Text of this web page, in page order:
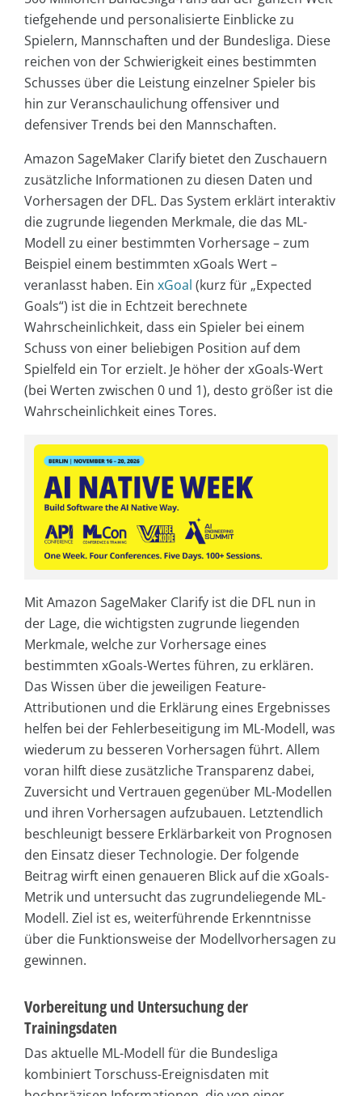
tiefgehende und personalisierte Einblicke zu
Spielern, Mannschaften und der Bundesliga. Diese
reichen von der Schwierigkeit eines bestimmten
Schusses über die Leistung einzelner Spieler bis
hin zur Veranschaulichung offensiver und
defensiver Trends bei den Mannschaften.
Amazon SageMaker Clarify bietet den Zuschauern
zusätzliche Informationen zu diesen Daten und
Vorhersagen der DFL. Das System erklärt interaktiv
die zugrunde liegenden Merkmale, die das ML-
Modell zu einer bestimmten Vorhersage – zum
Beispiel einem bestimmten xGoals Wert –
veranlasst haben. Ein xGoal (kurz für „Expected
Goals“) ist die in Echtzeit berechnete
Wahrscheinlichkeit, dass ein Spieler bei einem
Schuss von einer beliebigen Position auf dem
Spielfeld ein Tor erzielt. Je höher der xGoals-Wert
(bei Werten zwischen 0 und 1), desto größer ist die
Wahrscheinlichkeit eines Tores.
Mit Amazon SageMaker Clarify ist die DFL nun in
der Lage, die wichtigsten zugrunde liegenden
Merkmale, welche zur Vorhersage eines
bestimmten xGoals-Wertes führen, zu erklären.
Das Wissen über die jeweiligen Feature-
Attributionen und die Erklärung eines Ergebnisses
helfen bei der Fehlerbeseitigung im ML-Modell, was
wiederum zu besseren Vorhersagen führt. Allem
voran hilft diese zusätzliche Transparenz dabei,
Zuversicht und Vertrauen gegenüber ML-Modellen
und ihren Vorhersagen aufzubauen. Letztendlich
beschleunigt bessere Erklärbarkeit von Prognosen
den Einsatz dieser Technologie. Der folgende
Beitrag wirft einen genaueren Blick auf die xGoals-
Metrik und untersucht das zugrundeliegende ML-
Modell. Ziel ist es, weiterführende Erkenntnisse
über die Funktionsweise der Modellvorhersagen zu
gewinnen.
Vorbereitung und Untersuchung der
Trainingsdaten
Das aktuelle ML-Modell für die Bundesliga
kombiniert Torschuss-Ereignisdaten mit